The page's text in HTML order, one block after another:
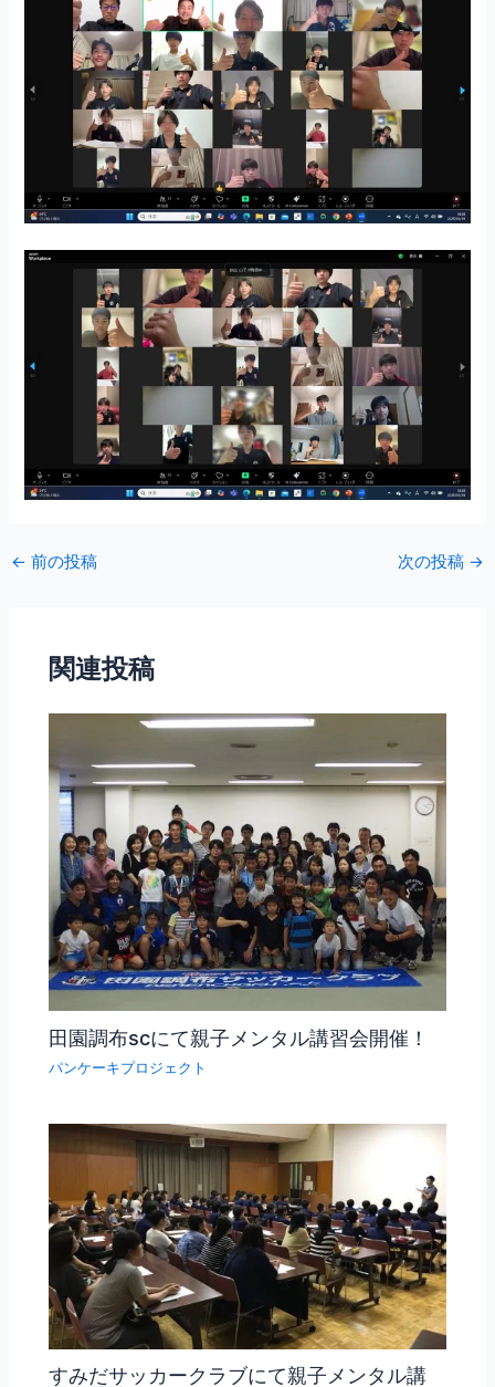
← 前の投稿 次の投稿 →
関連投稿
田園調布scにて親子メンタル講習会開催！
パンケーキプロジェクト
すみだサッカークラブにて親子メンタル講